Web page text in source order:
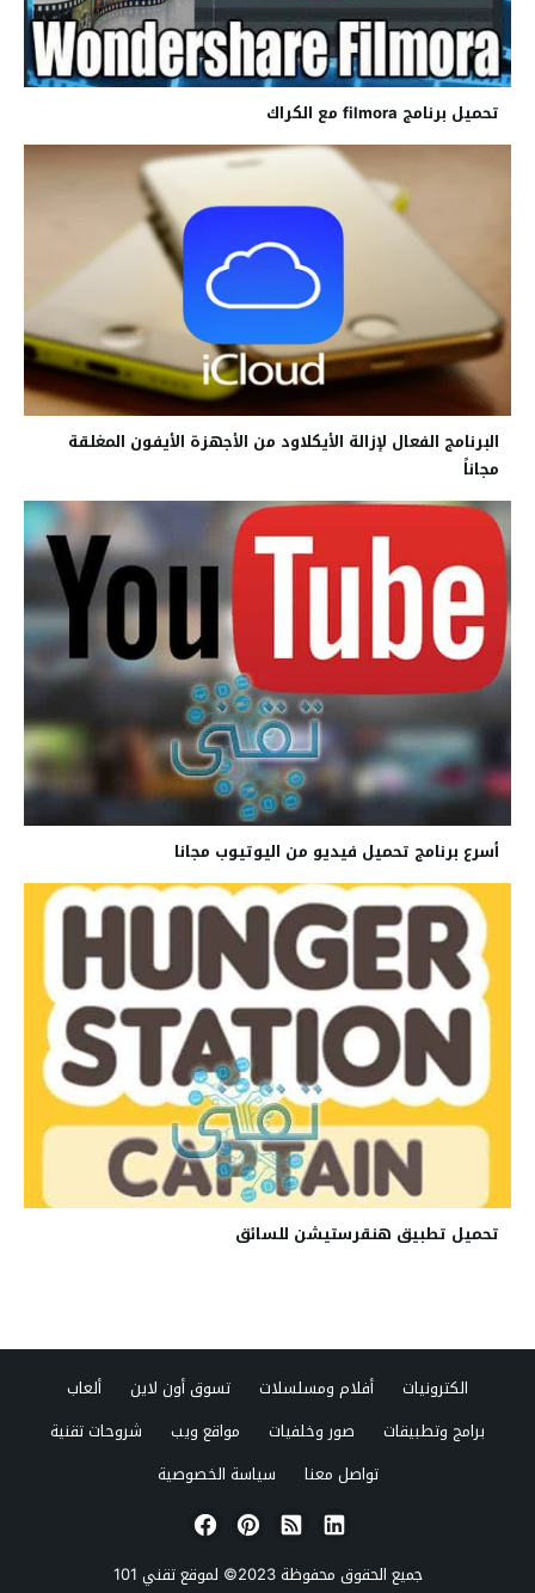
تحميل برنامج filmora مع الكراك
البرنامج الفعال لإزالة الأيكلاود من الأجهزة الأيفون المغلقة
مجاناً
أسرع برنامج تحميل فيديو من اليوتيوب مجانا
تحميل تطبيق هنقرستيشن للسائق
الكترونيات أفلام ومسلسلات تسوق أون لاين
ألعاب
برامج وتطبيقات
صور وخلفيات مواقع ويب
شروحات تقنية
تواصل معنا
سياسة الخصوصية
جميع الحقوق محفوظة 2023© لموقع تقني 101